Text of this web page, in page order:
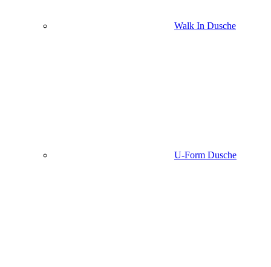
Walk In Dusche
U-Form Dusche